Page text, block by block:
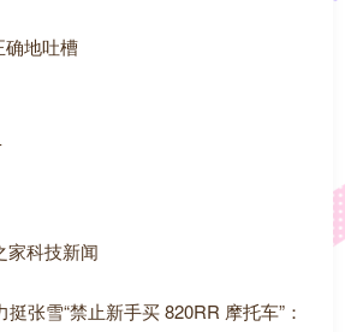
确地吐槽
家科技新闻
张雪“禁止新手买 820RR 摩托车”：